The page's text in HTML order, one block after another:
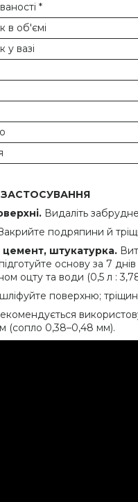
*
в
у
Видаліть
подряпини й
цемент, штукатурка.
основу за 7
оцту та води (0,5 л :
поверхню;
(сопло 0,38–0,48 мм).